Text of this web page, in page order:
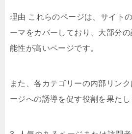
理由 これらのページは、サイト
ーマをカバーしており、大部分
能性が高いページです。
また、各カテゴリーの内部リン
ージへの誘導を促す役割を果たし